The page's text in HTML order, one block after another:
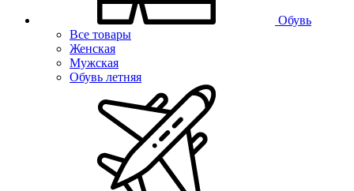
Обувь
Все товары
Женская
Мужская
Обувь летняя